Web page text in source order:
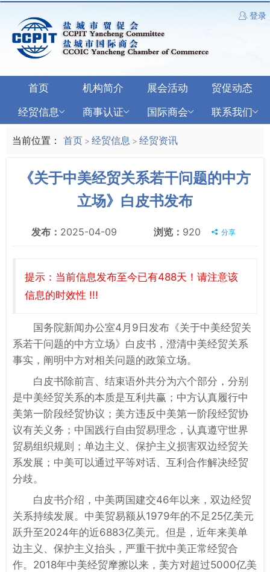
登录
首页 机构简介 展会活动
贸促动态
经贸信息
商事认证 国际商会 联系我们
当前位置： 首页 > 经贸信息 > 经贸资讯
《关于中美经贸关系若干问题的中方
立场》白皮书发布
发布： 2025-04-09 浏览： 920 分享
提示：当前信息发布至今已有488天！请注意该
信息的时效性 !!!
国务院新闻办公室4月9日发布《关于中美经贸关
系若干问题的中方立场》白皮书，澄清中美经贸关系
事实，阐明中方对相关问题的政策立场。
白皮书除前言、结束语外共分为六个部分，分别
是中美经贸关系的本质是互利共赢；中方认真履行中
美第一阶段经贸协议；美方违反中美第一阶段经贸协
议有关义务；中国践行自由贸易理念，认真遵守世界
贸易组织规则；单边主义、保护主义损害双边经贸关
系发展；中美可以通过平等对话、互利合作解决经贸
分歧。
白皮书介绍，中美两国建交46年以来，双边经贸
关系持续发展。中美贸易额从1979年的不足25亿美元
跃升至2024年的近6883亿美元。但是，近年来美单
边主义、保护主义抬头，严重干扰中美正常经贸合
作。2018年中美经贸摩擦以来，美方对超过5000亿美